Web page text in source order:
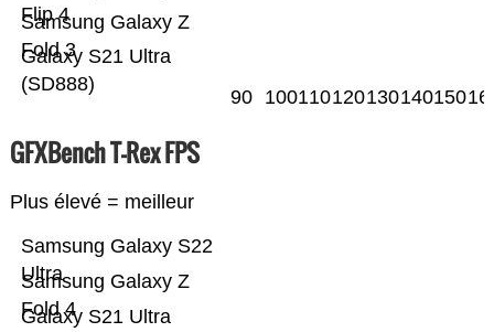
Galaxy S21 Ultra
(SD888)
Samsung Galaxy Z
Fold 3
Flip 4
90 100110120130140150
GFXBench T-Rex FPS
Plus élevé = meilleur
Galaxy S21 Ultra
Samsung Galaxy Z
Fold 4
Samsung Galaxy S22
Ultra